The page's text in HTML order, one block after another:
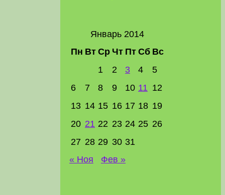
Январь 2014
Пн Вт Ср Чт Пт Сб Вс
1
2 3 4
5
6
7 8 9 10 11 12
13 14 15 16 17 18 19
20 21 22 23 24 25 26
27 28 29 30 31
« Ноя
Фев »